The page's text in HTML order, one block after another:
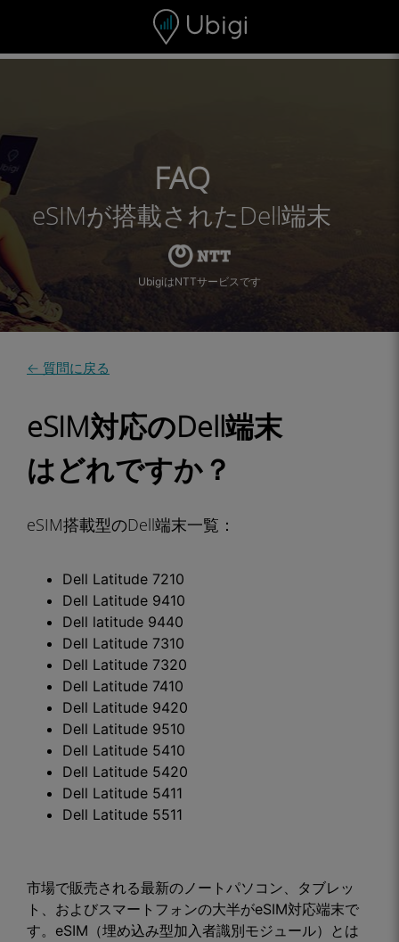
ナビゲーションバー
FAQ
eSIMが搭載されたDell端末
UbigiはNTTサービスです
← 質問に戻る
eSIM対応のDell端末
はどれですか？
eSIM搭載型のDell端末一覧：
Dell Latitude 7210
Dell Latitude 9410
Dell latitude 9440
Dell Latitude 7310
Dell Latitude 7320
Dell Latitude 7410
Dell Latitude 9420
Dell Latitude 9510
Dell Latitude 5410
Dell Latitude 5420
Dell Latitude 5411
Dell Latitude 5511
市場で販売される最新のノートパソコン、タブレッ
ト、およびスマートフォンの大半がeSIM対応端末で
す。eSIM（埋め込み型加入者識別モジュール）とは